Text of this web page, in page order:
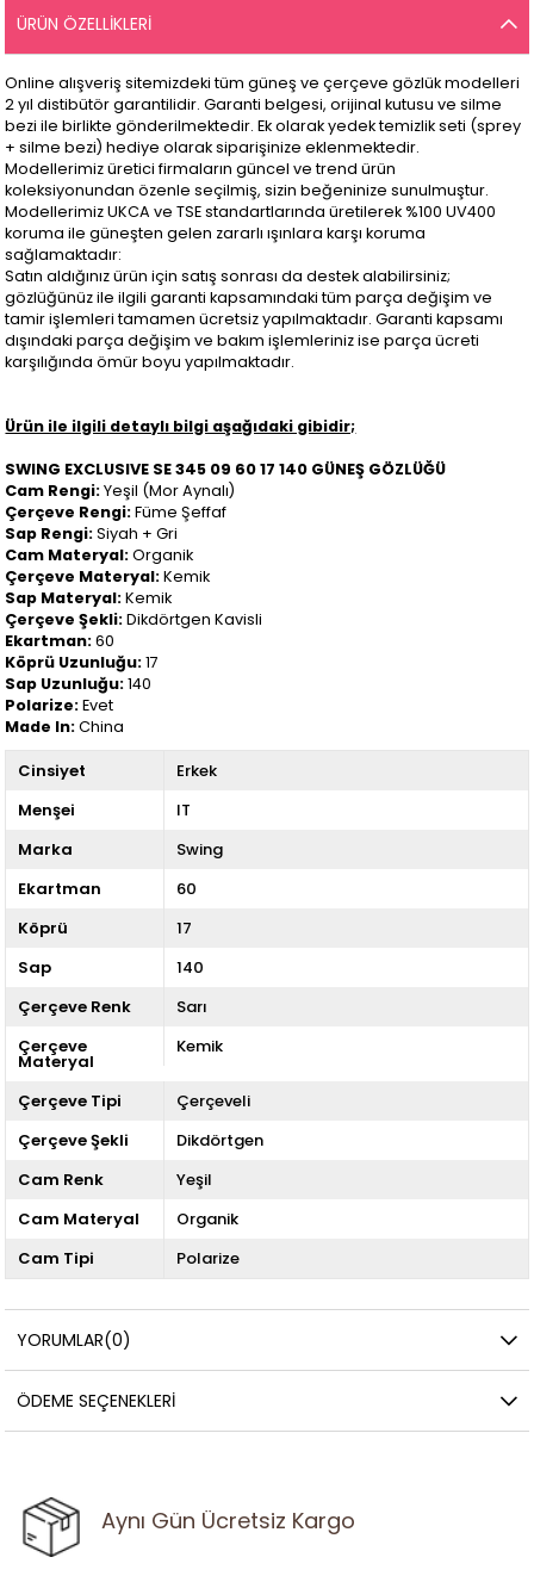
ÜRÜN ÖZELLIKLERI
Online alışveriş sitemizdeki tüm güneş ve çerçeve gözlük modelleri
2 yıl distibütör garantilidir. Garanti belgesi, orijinal kutusu ve silme
bezi ile birlikte gönderilmektedir. Ek olarak yedek temizlik seti (sprey
+ silme bezi) hediye olarak siparişinize eklenmektedir.
Modellerimiz üretici firmaların güncel ve trend ürün
koleksiyonundan özenle seçilmiş, sizin beğeninize sunulmuştur.
Modellerimiz UKCA ve TSE standartlarında üretilerek %100 UV400
koruma ile güneşten gelen zararlı ışınlara karşı koruma
sağlamaktadır:
Satın aldığınız ürün için satış sonrası da destek alabilirsiniz;
gözlüğünüz ile ilgili garanti kapsamındaki tüm parça değişim ve
tamir işlemleri tamamen ücretsiz yapılmaktadır. Garanti kapsamı
dışındaki parça değişim ve bakım işlemleriniz ise parça ücreti
karşılığında ömür boyu yapılmaktadır.
Ürün ile ilgili detaylı bilgi aşağıdaki gibidir;
SWING EXCLUSIVE SE 345 09 60 17 140 GÜNEŞ GÖZLÜĞÜ
Cam Rengi:Yeşil (Mor Aynalı)
Çerçeve Rengi:Füme Şeffaf
Sap Rengi:Siyah + Gri
Cam Materyal:Organik
Çerçeve Materyal:Kemik
Sap Materyal:Kemik
Çerçeve Şekli:Dikdörtgen Kavisli
Ekartman:60
Köprü Uzunluğu:17
Sap Uzunluğu:140
Polarize:Evet
Made In:China
Cinsiyet
Erkek
Menşei
IT
Marka
Swing
Ekartman
60
Köprü
17
Sap
140
Çerçeve Renk
Sarı
Çerçeve
Materyal
Kemik
Çerçeve Tipi
Çerçeveli
Çerçeve Şekli
Dikdörtgen
Cam Renk
Yeşil
Cam Materyal
Organik
Cam Tipi
Polarize
YORUMLAR(0)
ÖDEME SEÇENEKLERI
Aynı Gün Ücretsiz Kargo